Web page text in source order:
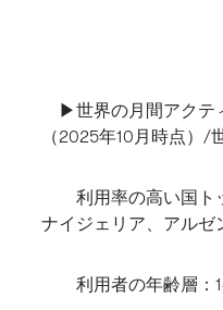
▶世界の月間アクテ
（2025年10月時点）/
利用率の高い国ト
ナイジェリア、アルゼ
利用者の年齢層